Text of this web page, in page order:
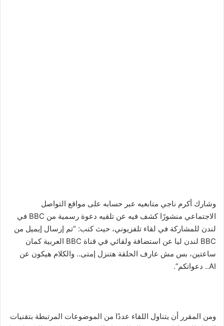
وشارك أكرم ناجي متابعيه عبر حسابه على مواقع التواصل
الاجتماعي منشورًا كشف فيه عن تلقيه دعوة رسمية من BBC في
لندن للمشاركة في لقاء تلفزيوني، حيث كتب: “تم إرسال إيميل من
BBC لندن ليا عن استضافة ولقائي في قناة BBC العربية كمان
ساعتين، بس مش عارف الحلقة هتنزل إمتى.. والكلام هيكون عن
AI.. دعواتكم”.
ومن المقرر أن يتناول اللقاء عددًا من الموضوعات المرتبطة بتقنيات